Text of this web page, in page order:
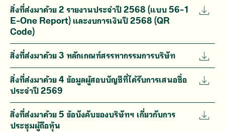
สิ่งที่ส่งมาด้วย 2 รายงานประจำปี 2568 (แบบ 56-1
E-One Report) และงบการเงินปี 2568 (QR
Code)
สิ่งที่ส่งมาด้วย 3 หลักเกณฑ์สรรหากรรมการบริษัท
สิ่งที่ส่งมาด้วย 4 ข้อมูลผู้สอบบัญชีที่ได้รับการเสนอชื่อ
ประจำปี 2569
สิ่งที่ส่งมาด้วย 5 ข้อบังคับของบริษัทฯ เกี่ยวกับการ
ประชุมผู้ถือหุ้น